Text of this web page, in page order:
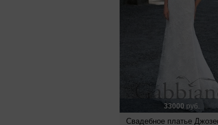
33000 руб.
Свадебное платье